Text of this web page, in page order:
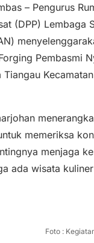
– Pengurus
(DPP) Lembaga
Pembasmi
memeriksa
menjaga
ada wisata
Foto :